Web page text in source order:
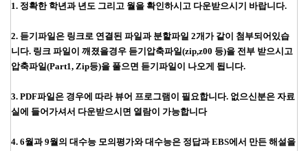
1. 정확한 학년과 년도 그리고 월을 확인하시고 다운받으시기 바랍니다.
2. 듣기파일은 링크로 연결된 파일과 분할파일 2개가 같이 첨부되어있습
니다. 링크 파일이 깨졌을경우 듣기압축파일(zip,z00 등)을 전부 받으시고
압축파일(Part1, Zip등)을 풀으면 듣기파일이 나오게 됩니다.
3. PDF파일은 경우에 따라 뷰어 프로그램이 필요합니다. 없으신분은 자료
실에 들어가셔서 다운받으시면 열람이 가능합니다
4. 6월과 9월의 대수능 모의평가와 대수능은 정답과 EBS에서 만든 해설을